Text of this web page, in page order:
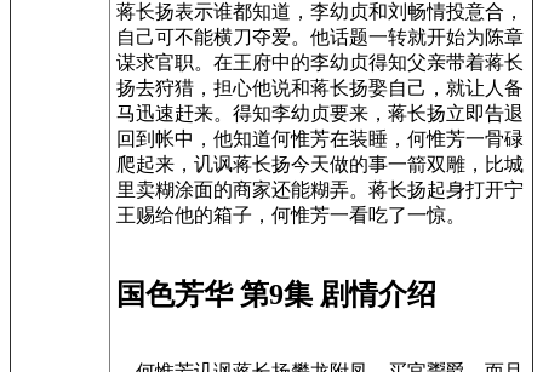
蒋长扬表示谁都知道，李幼贞和刘畅情投意合，
自己可不能横刀夺爱。他话题一转就开始为陈章
谋求官职。在王府中的李幼贞得知父亲带着蒋长
扬去狩猎，担心他说和蒋长扬娶自己，就让人备
马迅速赶来。得知李幼贞要来，蒋长扬立即告退
回到帐中，他知道何惟芳在装睡，何惟芳一骨碌
爬起来，讥讽蒋长扬今天做的事一箭双雕，比城
里卖糊涂面的商家还能糊弄。蒋长扬起身打开宁
王赐给他的箱子，何惟芳一看吃了一惊。
国色芳华 第9集 剧情介绍